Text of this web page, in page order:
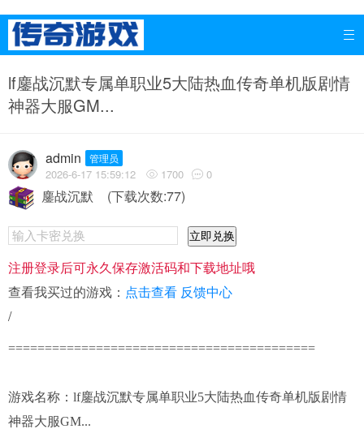

lf鏖战沉默专属单职业5大陆热血传奇单机版剧情
神器大服GM...
admin 管理员
2026-6-17 15:59:12  1700  0
鏖战沉默 (下载次数:77)
立即兑换
注册登录后可永久保存激活码和下载地址哦
查看我买过的游戏： 点击查看 反馈中心
/
==========================================
游戏名称： lf鏖战沉默专属单职业5大陆热血传奇单机版剧情
神器大服GM...